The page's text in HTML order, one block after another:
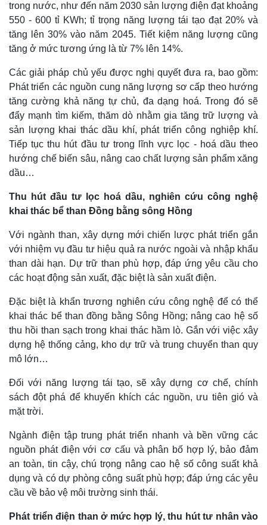
Thế giới
Quan sát
Hồ sơ
Multimedia
Video
E-Magazine
Infographic
trong nước, như đến năm 2030 sản lượng điện đạt khoảng
550 - 600 tỉ KWh; tỉ trọng năng lượng tái tạo đạt 20% và
tăng lên 30% vào năm 2045. Tiết kiệm năng lượng cũng
tăng ở mức tương ứng là từ 7% lên 14%.
Các giải pháp chủ yếu được nghị quyết đưa ra, bao gồm:
Phát triển các nguồn cung năng lượng sơ cấp theo hướng
tăng cường khả năng tự chủ, đa dạng hoá. Trong đó sẽ
đẩy mạnh tìm kiếm, thăm dò nhằm gia tăng trữ lượng và
sản lượng khai thác dầu khí, phát triển công nghiệp khí.
Tiếp tục thu hút đầu tư trong lĩnh vực lọc - hoá dầu theo
hướng chế biến sâu, nâng cao chất lượng sản phẩm xăng
dầu…
Thu hút đầu tư lọc hoá dầu, nghiên cứu công nghệ
khai thác bể than Đồng bằng sông Hồng
Với ngành than, xây dựng mới chiến lược phát triển gắn
với nhiệm vụ đầu tư hiệu quả ra nước ngoài và nhập khẩu
than dài hạn. Dự trữ than phù hợp, đáp ứng yêu cầu cho
các hoạt động sản xuất, đặc biệt là sản xuất điện.
Đặc biệt là khẩn trương nghiên cứu công nghệ để có thể
khai thác bể than đồng bằng Sông Hồng; nâng cao hệ số
thu hồi than sạch trong khai thác hầm lò. Gắn với việc xây
dựng hệ thống cảng, kho dự trữ và trung chuyển than quy
mô lớn…
Đối với năng lượng tái tạo, sẽ xây dựng cơ chế, chính
sách đột phá để khuyến khích các nguồn, ưu tiên gió và
mặt trời.
Ngành điện tập trung phát triển nhanh và bền vững các
nguồn phát điện với cơ cấu và phân bố hợp lý, bảo đảm
an toàn, tin cậy, chú trọng nâng cao hệ số công suất khả
dụng và có dự phòng công suất phù hợp; đáp ứng các yêu
cầu về bảo vệ môi trường sinh thái.
Phát triển điện than ở mức hợp lý, thu hút tư nhân vào